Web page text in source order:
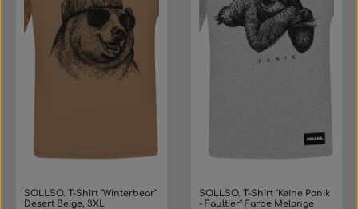
SOLLSO. T-Shirt "Winterbear"
Desert Beige, 3XL
SOLLSO. T-Shirt "Keine Panik
- Faultier" Farbe Melange